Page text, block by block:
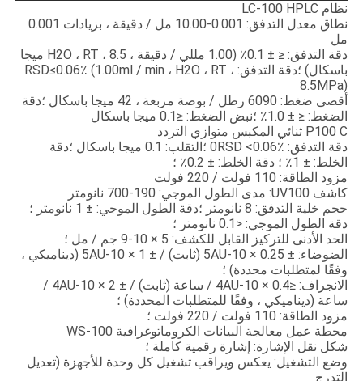
نظام LC-100 HPLC
نطاق معدل التدفق: 0.001-10.00 مل / دقيقة ، بزيادات 0.001
مل
دقة التدفق: ≤ ± 0.1٪ (1.00 مللي / دقيقة ، H2O ، RT ، 8.5 ميجا
باسكال) ؛دقة التدفق: RSD≤0.06٪ (1.00ml / min ، H2O ، RT ،
8.5MPa)
أقصى ضغط: 6090 رطل / بوصة مربعة ، 42 ميجا باسكال ؛دقة
الضغط: ≤ ± 1.0٪ ؛نبض الضغط: ≤0.1 ميجا باسكال
P100 C ثنائي المكبس متوازي التردد
دقة التدفق: 0RSD <0.06٪ ؛التقلب: 0.1 ميجا باسكال ؛دقة
الخلط: ± 1٪ ؛ دقة الخلط: ± 0.2٪ ؛
مزود الطاقة: 110 فولت / 220 فولت
كاشف UV100: مدى الطول الموجي: 190-700 نانومتر
حجم خلية التدفق: 8 نانومتر ؛دقة الطول الموجي: ± 1 نانومتر ؛
دقة الطول الموجي: <0.1 نانومتر ؛
الحد الأدنى للتركيز القابل للكشف: 5 × 10-9 جم / مل ؛
الضوضاء: ± 0.25 × 10-5AU (ثابت) / ± 1 × 10-5AU (ديناميكي ،
وفقًا لمتطلبات محددة) ؛
الانجراف: ≤0.4 × 10-4AU / ساعة (ثابت) / ± 2 × 10-4AU /
ساعة (ديناميكي ، وفقًا للمتطلبات المحددة) ؛
مزود الطاقة: 110 فولت / 220 فولت ؛
محطة عمل معالجة البيانات الكروماتوغرافية WS-100
شكل نقل الإشارة: إشارة رقمية كاملة ؛
وضع التشغيل: يعكس ويراقب تشغيل كل وحدة للأجهزة (تعديل
التدرج